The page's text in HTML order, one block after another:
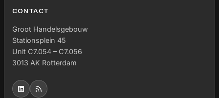
CONTACT
Groot Handelsgebouw
Stationsplein 45
Unit C7.054 – C7.056
3013 AK Rotterdam